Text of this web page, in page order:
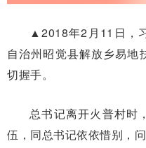
▲2018年2月11日，
自治州昭觉县解放乡易地
切握手。
总书记离开火普村时
伍，同总书记依依惜别，